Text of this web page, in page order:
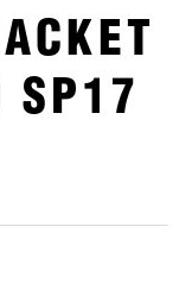
SP17